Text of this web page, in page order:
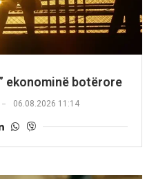
ekonominë botërore
06.08.2026 11:14